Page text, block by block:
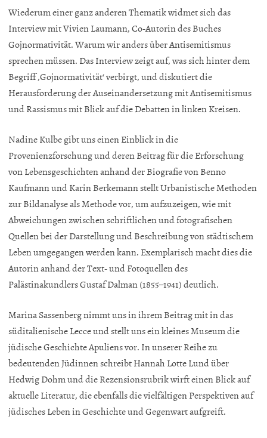
Wiederum einer ganz anderen Thematik widmet sich das
Interview mit Vivien Laumann, Co-Autorin des Buches
Gojnormativität. Warum wir anders über Antisemitismus
sprechen müssen. Das Interview zeigt auf, was sich hinter dem
Begriff ‚Gojnormativität‘ verbirgt, und diskutiert die
Herausforderung der Auseinandersetzung mit Antisemitismus
und Rassismus mit Blick auf die Debatten in linken Kreisen.
Nadine Kulbe gibt uns einen Einblick in die
Provenienzforschung und deren Beitrag für die Erforschung
von Lebensgeschichten anhand der Biografie von Benno
Kaufmann und Karin Berkemann stellt Urbanistische Methoden
zur Bildanalyse als Methode vor, um aufzuzeigen, wie mit
Abweichungen zwischen schriftlichen und fotografischen
Quellen bei der Darstellung und Beschreibung von städtischem
Leben umgegangen werden kann. Exemplarisch macht dies die
Autorin anhand der Text- und Fotoquellen des
Palästinakundlers Gustaf Dalman (1855–1941) deutlich.
Marina Sassenberg nimmt uns in ihrem Beitrag mit in das
süditalienische Lecce und stellt uns ein kleines Museum die
jüdische Geschichte Apuliens vor. In unserer Reihe zu
bedeutenden Jüdinnen schreibt Hannah Lotte Lund über
Hedwig Dohm und die Rezensionsrubrik wirft einen Blick auf
aktuelle Literatur, die ebenfalls die vielfältigen Perspektiven auf
jüdisches Leben in Geschichte und Gegenwart aufgreift.